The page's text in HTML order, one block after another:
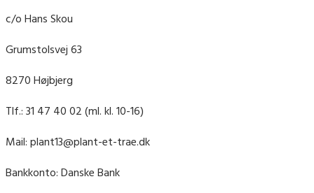
c/o Hans Skou
Grumstolsvej 63
8270 Højbjerg
Tlf.: 31 47 40 02 (ml. kl. 10-16)
Mail: plant13@plant-et-trae.dk
Bankkonto: Danske Bank